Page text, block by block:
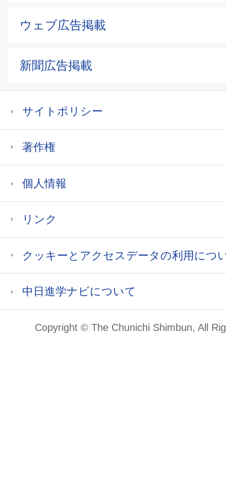
ウェブ広告掲載
新聞広告掲載
サイトポリシー
著作権
個人情報
リンク
クッキーとアクセスデータの利用につ
中日進学ナビについて
Copyright © The Chunichi Shimbun, All